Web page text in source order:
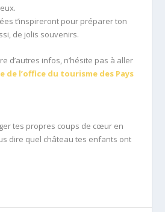
t’inspireront pour préparer ton
de jolis souvenirs.
d’autres infos, n’hésite pas à aller
de l’office du tourisme des Pays
tes propres coups de cœur en
dire quel château tes enfants ont